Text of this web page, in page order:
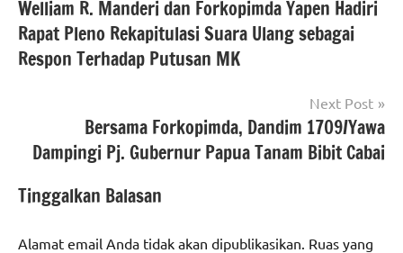
pos
Welliam R. Manderi dan Forkopimda Yapen Hadiri
Rapat Pleno Rekapitulasi Suara Ulang sebagai
Respon Terhadap Putusan MK
Next Post
Bersama Forkopimda, Dandim 1709/Yawa
Dampingi Pj. Gubernur Papua Tanam Bibit Cabai
Tinggalkan Balasan
Alamat email Anda tidak akan dipublikasikan. Ruas yang